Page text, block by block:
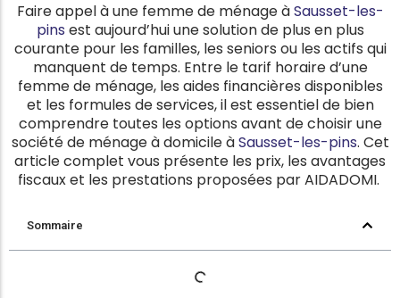
Faire appel à une femme de ménage àSausset-les-
pins est aujourd’hui une solution de plus en plus
courante pour les familles, les seniors ou les actifs qui
manquent de temps. Entre le tarif horaire d’une
femme de ménage, les aides financières disponibles
et les formules de services, il est essentiel de bien
comprendre toutes les options avant de choisir une
société de ménage à domicile àSausset-les-pins. Cet
article complet vous présente les prix, les avantages
fiscaux et les prestations proposées par AIDADOMI.
Sommaire